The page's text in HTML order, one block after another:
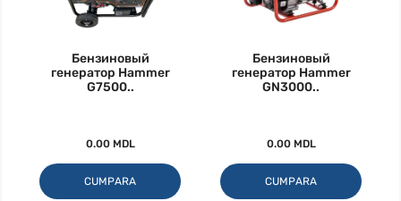
Бензиновый
генератор Hammer
G7500..
0.00 MDL
CUMPARA
Бензиновый
генератор Hammer
GN3000..
0.00 MDL
CUMPARA